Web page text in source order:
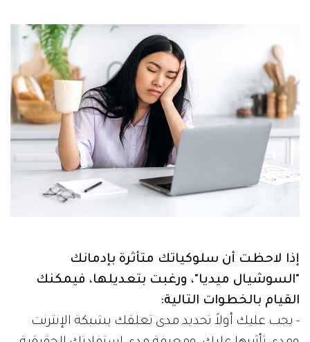
إذا لاحظت أن سلوكياتك متأثرة بإدمانك
"السوشيال ميديا"، ورغبت بتعديلها، فيمكنك
القيام بالخطوات التالية:
- يجب عليك أولاً تحديد مدى تعلقك بشبكة الإنترنت